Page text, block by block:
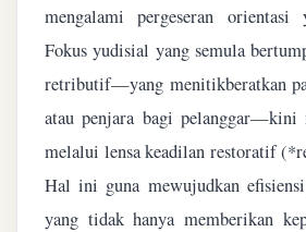
mengalami pergeseran orientasi
Fokus yudisial yang semula
retributif—yang menitikberatkan
atau penjara bagi
melalui lensa keadilan restoratif
Hal ini guna mewujudkan
yang tidak hanya memberikan